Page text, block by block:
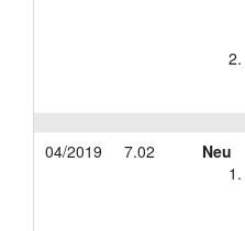
04/2019 7.02
Neu